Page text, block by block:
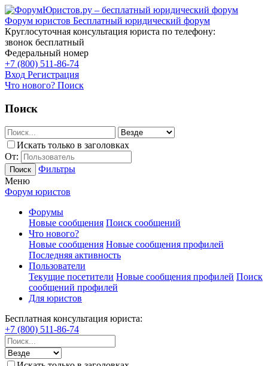
Форум юристов Бесплатный юридический форум
Круглосуточная консультация юриста по телефону:
звонок бесплатный
Федеральный номер
+7 (800) 511-86-74
Вход Регистрация
Что нового? Поиск
Поиск
Искать только в заголовках
От:
Поиск
Фильтры
Меню
Форум юристов
Форумы
Новые сообщения Поиск сообщений
Что нового?
Новые сообщения Новые сообщения профилей
Последняя активность
Пользователи
Текущие посетители Новые сообщения профилей Поиск
сообщений профилей
Для юристов
Бесплатная консультация юриста:
+7 (800) 511-86-74